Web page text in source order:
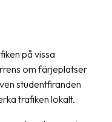
på vissa
om färjeplatser
studentfiranden
trafiken lokalt.